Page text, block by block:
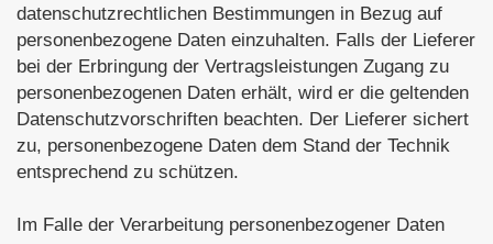
datenschutzrechtlichen Bestimmungen in Bezug auf
personenbezogene Daten einzuhalten. Falls der Lieferer
bei der Erbringung der Vertragsleistungen Zugang zu
personenbezogenen Daten erhält, wird er die geltenden
Datenschutzvorschriften beachten. Der Lieferer sichert
zu, personenbezogene Daten dem Stand der Technik
entsprechend zu schützen.
Im Falle der Verarbeitung personenbezogener Daten